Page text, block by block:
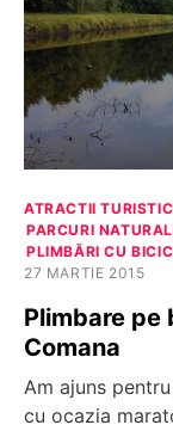
ATRACTII
PARCURI
PLIMBĂRI CU
27 MARTIE 2015
Plimbare pe
Comana
Am ajuns
cu ocazia